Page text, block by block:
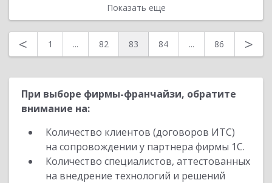
Показать еще
< 1 ... 82 83 84 ... 86 >
При выборе фирмы-франчайзи, обратите
внимание на:
Количество клиентов (договоров ИТС)
на сопровождении у партнера фирмы 1С.
Количество специалистов, аттестованных
на внедрение технологий и решений